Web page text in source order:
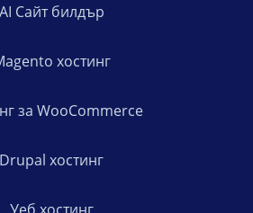
AI Сайт билдър
хостинг
за WooCommerce
Drupal хостинг
Уеб хостинг